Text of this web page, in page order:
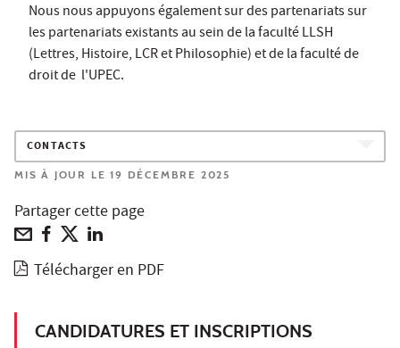
Nous nous appuyons également sur des partenariats sur
les partenariats existants au sein de la faculté LLSH
(Lettres, Histoire, LCR et Philosophie) et de la faculté de
droit de l'UPEC.
CONTACTS
MIS À JOUR LE 19 DÉCEMBRE 2025
Partager cette page
Télécharger en PDF
CANDIDATURES ET INSCRIPTIONS